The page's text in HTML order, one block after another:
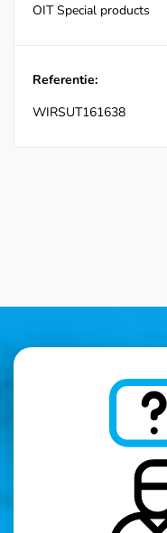
OIT Special products
Referentie:
WIRSUT161638